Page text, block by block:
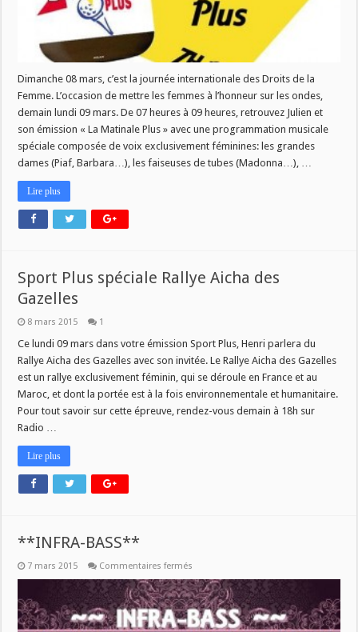
Dimanche 08 mars, c’est la journée internationale des Droits de la
Femme. L’occasion de mettre les femmes à l’honneur sur les ondes,
demain lundi 09 mars. De 07 heures à 09 heures, retrouvez Julien et
son émission « La Matinale Plus » avec une programmation musicale
spéciale composée de voix exclusivement féminines: les grandes
dames (Piaf, Barbara…), les faiseuses de tubes (Madonna…), …
Lire plus
Sport Plus spéciale Rallye Aicha des
Gazelles
8 mars 2015 1
Ce lundi 09 mars dans votre émission Sport Plus, Henri parlera du
Rallye Aicha des Gazelles avec son invitée. Le Rallye Aicha des Gazelles
est un rallye exclusivement féminin, qui se déroule en France et au
Maroc, et dont la portée est à la fois environnementale et humanitaire.
Pour tout savoir sur cette épreuve, rendez-vous demain à 18h sur
Radio …
Lire plus
**INFRA-BASS**
7 mars 2015 Commentaires fermés
BASS**